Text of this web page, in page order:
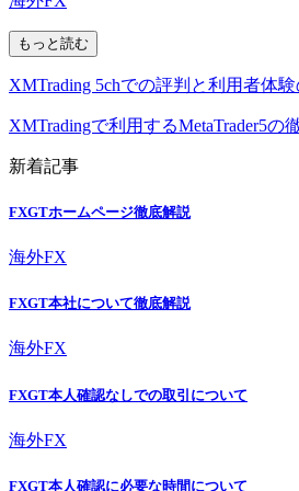
もっと読む
XMTrading 5chでの評判と利用者体
XMTradingで利用するMetaTrader5の
新着記事
FXGTホームページ徹底解説
海外FX
FXGT本社について徹底解説
海外FX
FXGT本人確認なしでの取引について
海外FX
FXGT本人確認に必要な時間について